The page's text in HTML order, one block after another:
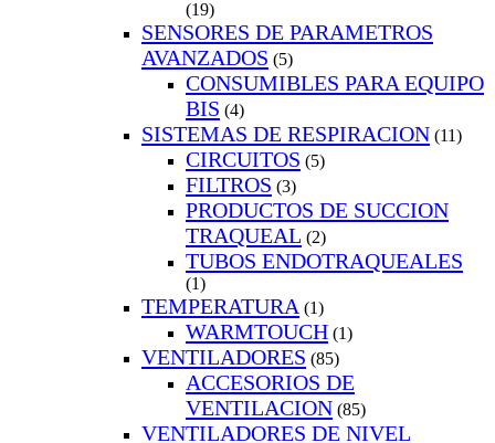
(19)
SENSORES DE PARAMETROS
AVANZADOS (5)
CONSUMIBLES PARA EQUIPO
BIS (4)
SISTEMAS DE RESPIRACION (11)
CIRCUITOS (5)
FILTROS (3)
PRODUCTOS DE SUCCION
TRAQUEAL (2)
TUBOS ENDOTRAQUEALES
(1)
TEMPERATURA (1)
WARMTOUCH (1)
VENTILADORES (85)
ACCESORIOS DE
VENTILACION (85)
VENTILADORES DE NIVEL